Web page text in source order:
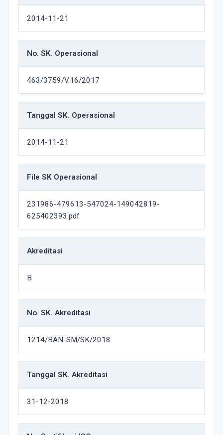
2014-11-21
No. SK. Operasional
463/3759/V.16/2017
Tanggal SK. Operasional
2014-11-21
File SK Operasional
231986-479613-547024-149042819-
625402393.pdf
Akreditasi
B
No. SK. Akreditasi
1214/BAN-SM/SK/2018
Tanggal SK. Akreditasi
31-12-2018